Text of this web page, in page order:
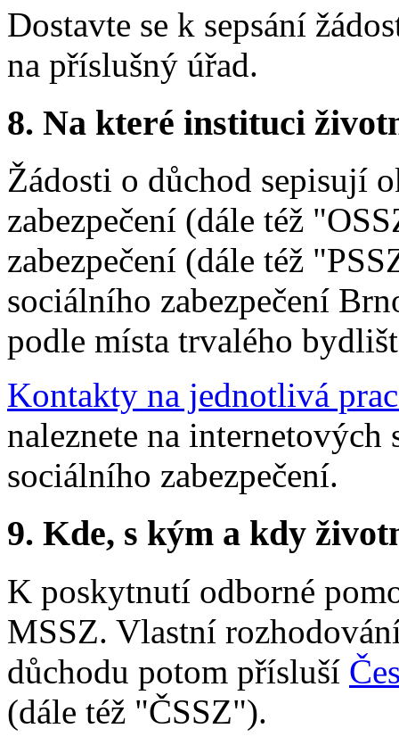
Dostavte se k sepsání
na příslušný úřad.
8. Na které instituci
Žádosti o důchod sepisují
zabezpečení (dále též
zabezpečení (dále též
sociálního zabezpečení
podle místa trvalého
Kontakty na jednotlivá
naleznete na internetových
sociálního zabezpečení.
9. Kde, s kým a kdy
K poskytnutí odborné
MSSZ. Vlastní
důchodu potom přísluší
(dále též "ČSSZ").